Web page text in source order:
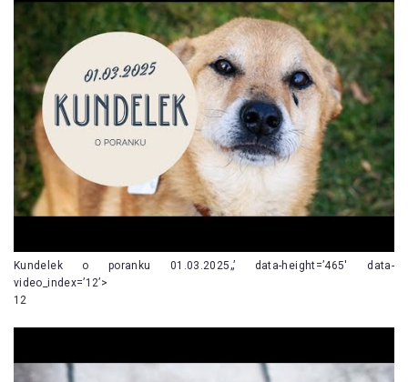
Kundelek o poranku 01.03.2025„’ data-height=’465′ data-
video_index=’12’>
12